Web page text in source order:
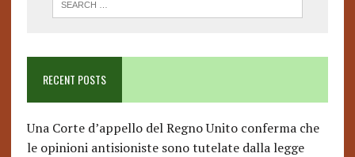
RECENT POSTS
Una Corte d’appello del Regno Unito conferma che
le opinioni antisioniste sono tutelate dalla legge